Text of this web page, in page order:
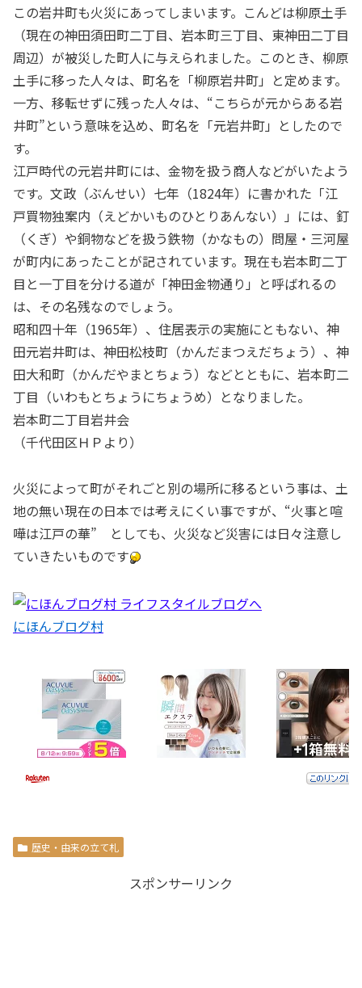
この岩井町も火災にあってしまいます。こんどは柳原土手
（現在の神田須田町二丁目、岩本町三丁目、東神田二丁目
周辺）が被災した町人に与えられました。このとき、柳原
土手に移った人々は、町名を「柳原岩井町」と定めます。
一方、移転せずに残った人々は、“こちらが元からある岩
井町”という意味を込め、町名を「元岩井町」としたので
す。
江戸時代の元岩井町には、金物を扱う商人などがいたよう
です。文政（ぶんせい）七年（1824年）に書かれた「江
戸買物独案内（えどかいものひとりあんない）」には、釘
（くぎ）や銅物などを扱う鉄物（かなもの）問屋・三河屋
が町内にあったことが記されています。現在も岩本町二丁
目と一丁目を分ける道が「神田金物通り」と呼ばれるの
は、その名残なのでしょう。
昭和四十年（1965年）、住居表示の実施にともない、神
田元岩井町は、神田松枝町（かんだまつえだちょう）、神
田大和町（かんだやまとちょう）などとともに、岩本町二
丁目（いわもとちょうにちょうめ）となりました。
岩本町二丁目岩井会
（千代田区ＨＰより）
火災によって町がそれごと別の場所に移るという事は、土
地の無い現在の日本では考えにくい事ですが、“火事と喧
嘩は江戸の華” としても、火災など災害には日々注意し
ていきたいものです
にほんブログ村
歴史・由来の立て札
スポンサーリンク